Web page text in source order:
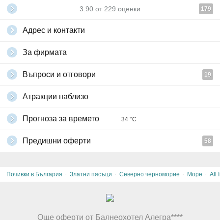
3.90 от 229 оценки 179
Адрес и контакти
За фирмата
Въпроси и отговори 19
Атракции наблизо
Прогноза за времето 34 °C
Предишни оферти 58
Почивки в България · Златни пясъци · Северно черноморие · Море · All
Още оферти от Балнеохотел Алегра****